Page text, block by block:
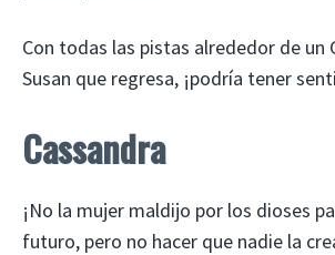
Con todas las pistas alrededor de un
Susan que regresa, ¡podría tener
Cassandra
¡No la mujer maldijo por los dioses
futuro, pero no hacer que nadie la